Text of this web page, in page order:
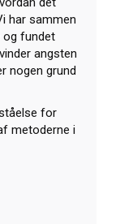
har sammen
og fundet
angsten
nogen grund
for
metoderne i